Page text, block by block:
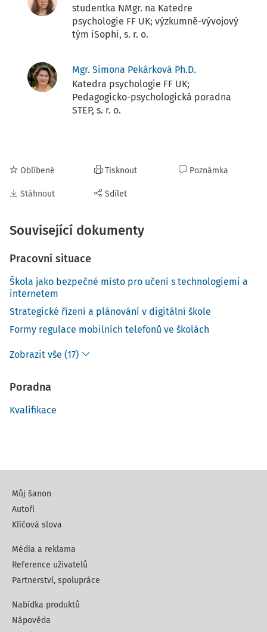
studentka NMgr. na Katedre
psychologie FF UK; výzkumně-vývojový
tým iSophi, s. r. o.
Mgr. Simona Pekárková Ph.D.
Katedra psychologie FF UK;
Pedagogicko-psychologická poradna
STEP, s. r. o.
Oblíbené
Stáhnout
Tisknout
Sdílet
Poznámka
Související dokumenty
Pracovní situace
Škola jako bezpečné místo pro učení s technologiemi a
internetem
Strategické řízení a plánování v digitální škole
Formy regulace mobilních telefonů ve školách
Zobrazit vše (17)
Poradna
Kvalifikace
Můj šanon
Autoři
Klíčová slova
Média a reklama
Reference uživatelů
Partnerství, spolupráce
Nabídka produktů
Nápověda